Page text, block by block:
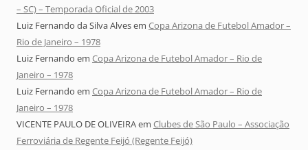
– SC) – Temporada Oficial de 2003
Luiz Fernando da Silva Alvesem Copa Arizona de Futebol Amador –
Rio de Janeiro – 1978
Luiz Fernando em Copa Arizona de Futebol Amador – Rio de
Janeiro – 1978
Luiz Fernando em Copa Arizona de Futebol Amador – Rio de
Janeiro – 1978
VICENTE PAULO DE OLIVEIRAem Clubes de São Paulo – Associação
Ferroviária de Regente Feijó (Regente Feijó)